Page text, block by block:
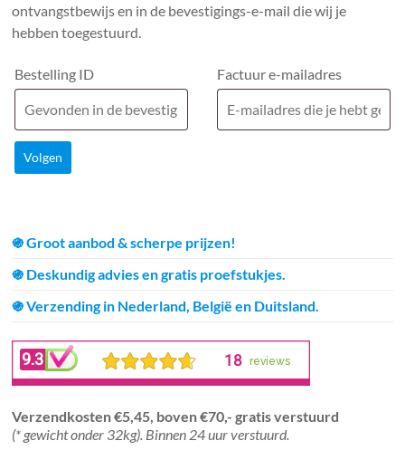
ontvangstbewijs en in de bevestigings-e-mail die wij je
hebben toegestuurd.
Bestelling ID Factuur e-mailadres
Volgen
֍ Groot aanbod & scherpe prijzen!
֍ Deskundig advies en gratis proefstukjes.
֍ Verzending in Nederland, België en Duitsland.
Verzendkosten €5,45, boven €70,- gratis verstuurd
(* gewicht onder 32kg). Binnen 24 uur verstuurd.